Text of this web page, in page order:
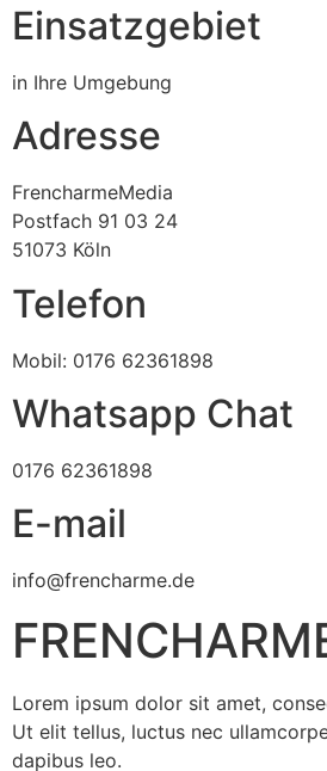
Einsatzgebiet
in Ihre Umgebung
Adresse
FrencharmeMedia
Postfach 91 03 24
51073 Köln
Telefon
Mobil: 0176 62361898
Whatsapp Chat
0176 62361898
E-mail
info@frencharme.de
Lorem ipsum dolor sit amet,
Ut elit tellus, luctus nec
dapibus leo.